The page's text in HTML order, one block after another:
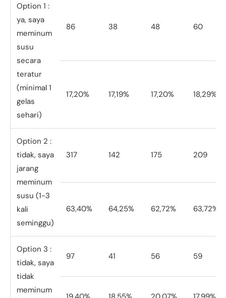
Option 1 :
ya, saya
meminum
susu
secara
teratur
(minimal 1
gelas
sehari)
86 38 48 60
17,20% 17,19% 17,20% 18,29%
Option 2 :
tidak, saya
jarang
meminum
susu (1-3
kali
seminggu)
317 142 175 209
63,40% 64,25% 62,72% 63,72%
Option 3 :
tidak, saya
tidak
meminum
97 41 56 59